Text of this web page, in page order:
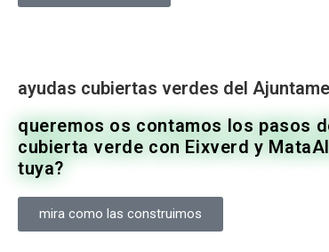
ayudas cubiertas verdes del
queremos os contamos los pasos
cubierta verde con Eixverd y
tuya?
mira como las construimos